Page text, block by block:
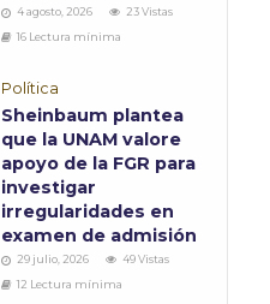
4 agosto, 2026
23 Vistas
16 Lectura mínima
Política
Sheinbaum plantea
que la UNAM valore
apoyo de la FGR para
investigar
irregularidades en
examen de admisión
29 julio, 2026
49 Vistas
12 Lectura mínima